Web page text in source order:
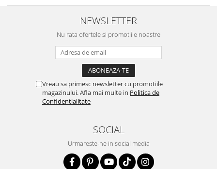
NEWSLETTER
Nu rata ofertele si promotiile noastre
Vreau sa primesc newsletter cu promotiile
magazinului. Afla mai multe in Politica de
Confidentialitate
SOCIAL
Urmareste-ne in social media